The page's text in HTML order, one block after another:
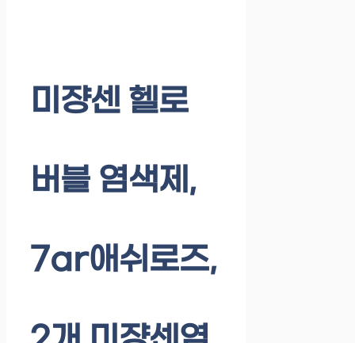
미쟝센 헬로
버블 염색제,
7ar애쉬로즈,